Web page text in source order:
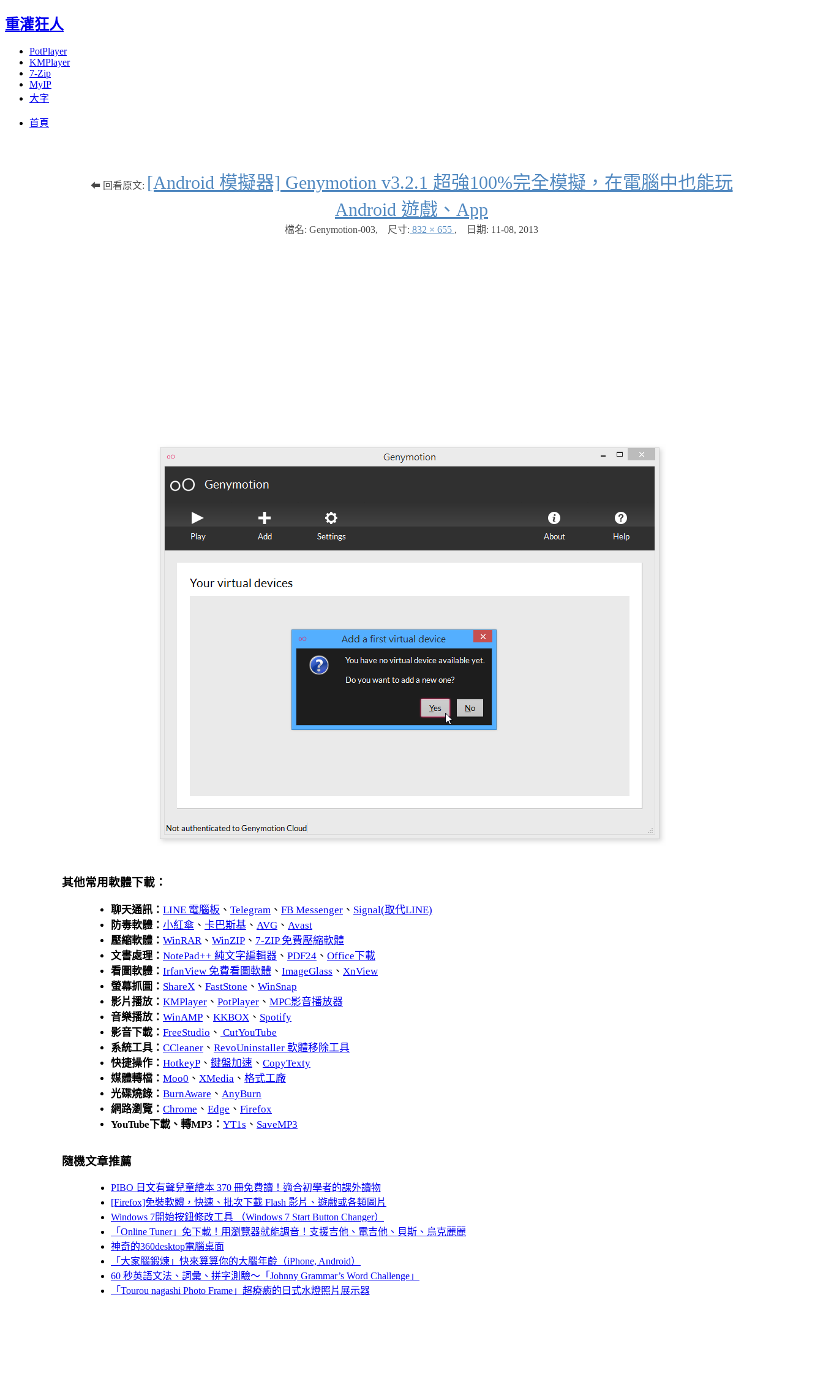
重灌狂人
PotPlayer
KMPlayer
7-Zip
MyIP
大字
首頁
⬅ 回看原文: [Android 模擬器] Genymotion v3.2.1 超強100%完全模擬，在電腦中也能玩
Android 遊戲、App
檔名: Genymotion-003, 尺寸: 832 × 655 , 日期: 11-08, 2013
其他常用軟體下載：
聊天通訊： LINE 電腦板 、 Telegram、 FB Messenger、 Signal(取代LINE)
防毒軟體： 小紅傘 、 卡巴斯基、 AVG、 Avast
壓縮軟體： WinRAR、 WinZIP、 7-ZIP 免費壓縮軟體
文書處理： NotePad++ 純文字編輯器、 PDF24、 Office下載
看圖軟體： IrfanView 免費看圖軟體、 ImageGlass 、 XnView
螢幕抓圖： ShareX、 FastStone 、 WinSnap
影片播放： KMPlayer、 PotPlayer、 MPC影音播放器
音樂播放： WinAMP、 KKBOX、 Spotify
影音下載： FreeStudio 、 CutYouTube
系統工具： CCleaner、 RevoUninstaller 軟體移除工具
快捷操作： HotkeyP、 鍵盤加速、 CopyTexty
媒體轉檔： Moo0 、 XMedia、 格式工廠
光碟燒錄： BurnAware 、 AnyBurn
網路瀏覽： Chrome 、 Edge 、 Firefox
YouTube下載、轉MP3： YT1s 、 SaveMP3
隨機文章推薦
PIBO 日文有聲兒童繪本 370 冊免費讀！適合初學者的課外讀物
[Firefox]免裝軟體，快速、批次下載 Flash 影片、遊戲或各類圖片
Windows 7開始按鈕修改工具 （Windows 7 Start Button Changer）
「Online Tuner」免下載！用瀏覽器就能調音！支援吉他、電吉他、貝斯、烏克麗麗
神奇的360desktop電腦桌面
「大家腦鍛煉」快來算算你的大腦年齡（iPhone, Android）
60 秒英語文法、詞彙、拼字測驗～「Johnny Grammar’s Word Challenge」
「Tourou nagashi Photo Frame」超療癒的日式水燈照片展示器